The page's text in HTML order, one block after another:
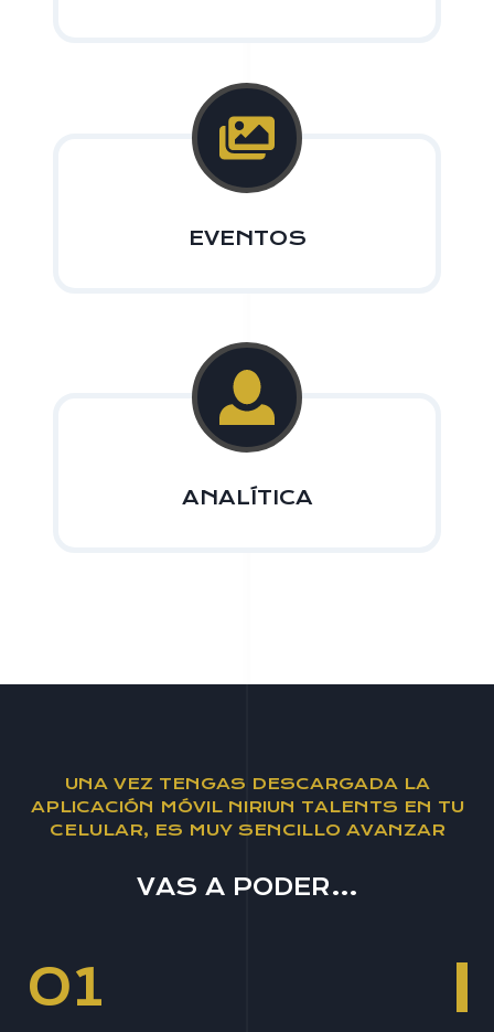
EVENTOS
ANALÍTICA
UNA VEZ TENGAS DESCARGADA LA
APLICACIÓN MÓVIL NIRIUN TALENTS EN TU
CELULAR, ES MUY SENCILLO AVANZAR
VAS A PODER…
01